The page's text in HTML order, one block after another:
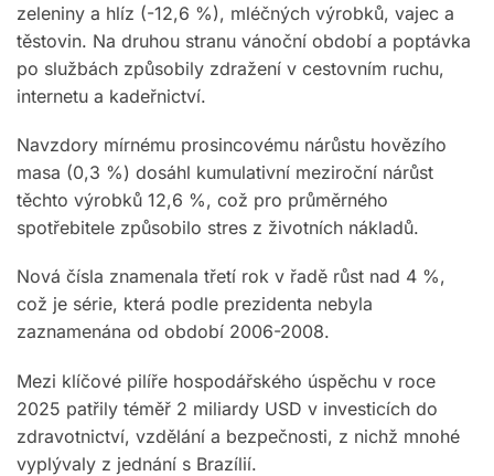
zeleniny a hlíz (-12,6 %), mléčných výrobků, vajec a
těstovin. Na druhou stranu vánoční období a poptávka
po službách způsobily zdražení v cestovním ruchu,
internetu a kadeřnictví.
Navzdory mírnému prosincovému nárůstu hovězího
masa (0,3 %) dosáhl kumulativní meziroční nárůst
těchto výrobků 12,6 %, což pro průměrného
spotřebitele způsobilo stres z životních nákladů.
Nová čísla znamenala třetí rok v řadě růst nad 4 %,
což je série, která podle prezidenta nebyla
zaznamenána od období 2006-2008.
Mezi klíčové pilíře hospodářského úspěchu v roce
2025 patřily téměř 2 miliardy USD v investicích do
zdravotnictví, vzdělání a bezpečnosti, z nichž mnohé
vyplývaly z jednání s Brazílií.